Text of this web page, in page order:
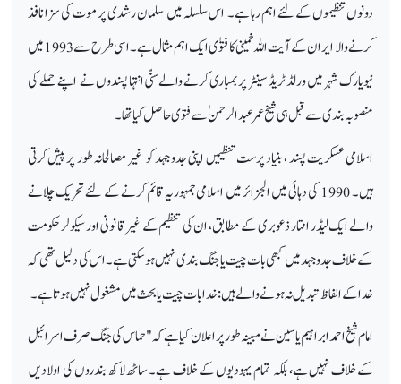
دونوں تنظیموں کے لئے اہم رہا ہے۔ اس سلسلہ میں سلمان رشدی پر موت کی سزا نافذ
کرنے والا ایران کے آیت اللہ خمینی کا فتوٰی ایک اہم مثال ہے۔ اسی طرح سے 1993 میں
نیویارک شہر میں ورلڈ ٹریڈ سینٹر پر بمباری کرنے والے سنّی انتہا پسندوں نے اپنے حملے کی
منصوبہ بندی سے قبل ہی شیخ عمر عبد الرحمن ٰ سے فتوی حاصل کیاتھا۔
اسلامی عسکریت پسند ، بنیاد پرست تنظیمیں اپنی جدو جہد کو غیر مصالحانہ طور پر پیش کرتی
ہیں۔ 1990 کی دہائی میں الجزائر میں اسلامی جمہوریہ قائم کرنے کے لئے تحریک چلانے
والے ایک لیڈر انتار ذعوبری کے مطابق، ان کی تنظیم کے غیر قانونی اور سیکولر حکومت
کے خلاف جدوجہد میں کبھی بات چیت یا جنگ بندی نہیں ہو سکتی ہے۔ اس کی دلیل تھی کہ
خدا کے الفاظ تبدیل نہ ہونے والے ہیں: خدا بات چیت یا بحث میں مشغول نہیں ہوتا ہے۔
امام شیخ احمد ابراہیم یاسین نے مبینہ طور پر اعلان کیا ہے کہ "حماس کی جنگ صرف اسرائیل
کے خلاف نہیں ہے، بلکہ تمام یہودیوں کے خلاف ہے۔ ساٹھ لاکھ بندروں کی اولادیں